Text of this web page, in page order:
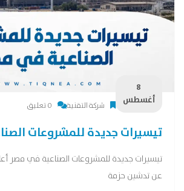
8
أغسطس
شركة التقنية 0 تعليق
تيسيرات جديدة للمشروعات
تيسيرات جديدة للمشروعات الصناعية في مصر
عن تدشين حزمة